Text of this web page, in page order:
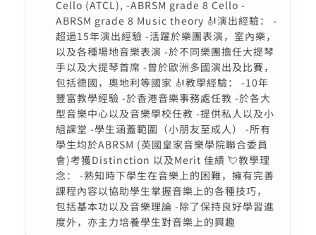
Cello (ATCL), -ABRSM grade 8 Cello -
ABRSM grade 8 Music theory 🎻演出經驗： -
超過15年演出經驗 -活躍於樂團表演，室內樂，
以及各種場地音樂表演 -於不同樂團擔任大提琴
手以及大提琴首席 -曾於歐洲多國演出及比賽，
包括德國，奧地利等國家 🎻教學經驗： -10年
豐富教學經驗 -於香港音樂事務處任教 -於各大
型音樂中心以及音樂學校任教 -提供私人以及小
組課堂 -學生涵蓋範圍（小朋友至成人） -所有
學生均於ABRSM (英國皇家音樂學院聯合委員
會)考獲Distinction 以及Merit 佳績 💘教學理
念： -熟知時下學生在音樂上的困難，擁有完善
課程內容以協助學生掌握音樂上的各種技巧，
包括基本功以及音樂理論 -除了保持良好學習進
度外，亦主力培養學生對音樂上的興趣